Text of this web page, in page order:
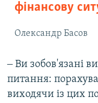
фінансову
Олександр Басов
‒ Ви зобов'язані
питання:
виходячи із цих